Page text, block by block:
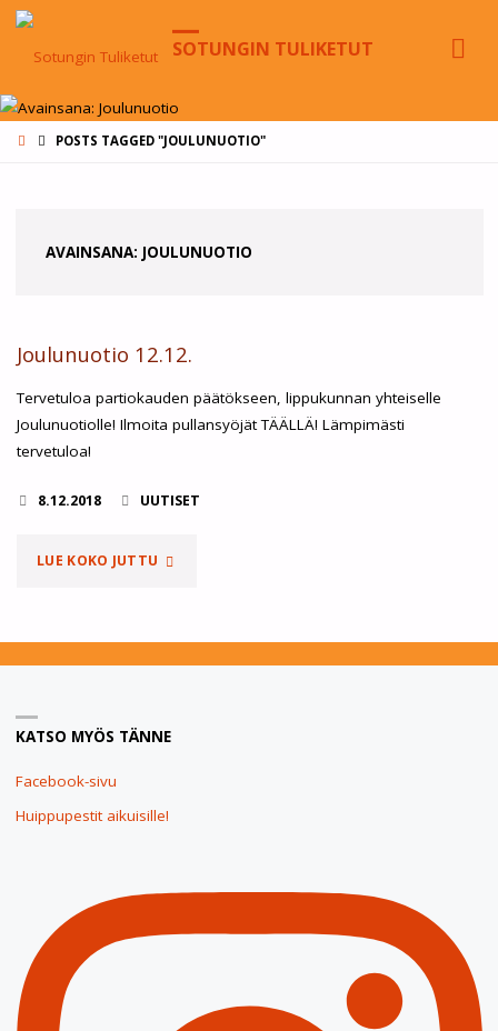
SOTUNGIN TULIKETUT
HOMEPOSTS TAGGED "JOULUNUOTIO"
AVAINSANA: JOULUNUOTIO
Joulunuotio 12.12.
Tervetuloa partiokauden päätökseen, lippukunnan yhteiselle
Joulunuotiolle! Ilmoita pullansyöjät TÄÄLLÄ! Lämpimästi
tervetuloa!
8.12.2018 UUTISET
LUE KOKO JUTTU "JOULUNUOTIO
KATSO MYÖS TÄNNE
Facebook-sivu
Huippupestit aikuisille!